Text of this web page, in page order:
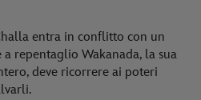
entra in conflitto con un
repentaglio Wakanada, la sua
deve ricorrere ai poteri